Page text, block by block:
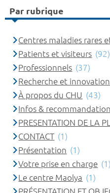
Par rubrique
Centres maladies rares
Patients et visiteurs (92)
Professionnels (37)
Recherche et innovation
À propos du CHU (43)
Infos &
PRESENTATION DE LA
CONTACT (1)
Présentation (1)
Votre prise en charge (1)
Le centre Maolya (1)